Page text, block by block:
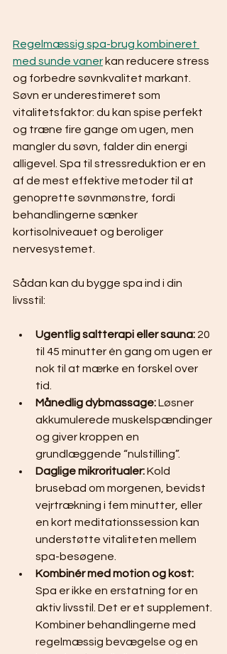
Regelmæssig spa-brug kombineret
med sunde vaner kan reducere stress
og forbedre søvnkvalitet markant.
Søvn er underestimeret som
vitalitetsfaktor: du kan spise perfekt
og træne fire gange om ugen, men
mangler du søvn, falder din energi
alligevel. Spa til stressreduktion er en
af de mest effektive metoder til at
genoprette søvnmønstre, fordi
behandlingerne sænker
kortisolniveauet og beroliger
nervesystemet.
Sådan kan du bygge spa ind i din
livsstil:
Ugentlig saltterapi eller sauna: 20
til 45 minutter én gang om ugen er
nok til at mærke en forskel over
tid.
Månedlig dybmassage: Løsner
akkumulerede muskelspændinger
og giver kroppen en
grundlæggende “nulstilling”.
Daglige mikroritualer: Kold
brusebad om morgenen, bevidst
vejrtrækning i fem minutter, eller
en kort meditationssession kan
understøtte vitaliteten mellem
spa-besøgene.
Kombinér med motion og kost:
Spa er ikke en erstatning for en
aktiv livsstil. Det er et supplement.
Kombiner behandlingerne med
regelmæssig bevægelse og en